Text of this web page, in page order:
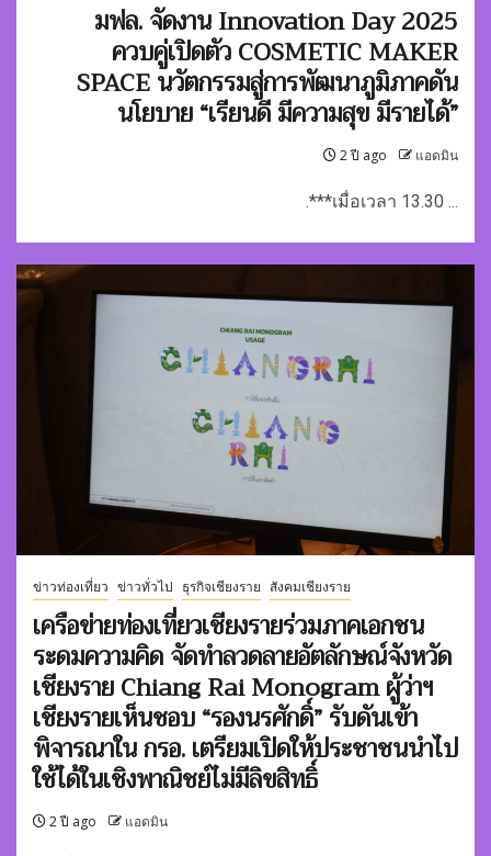
มฟล. จัดงาน Innovation Day 2025
ควบคู่เปิดตัว COSMETIC MAKER
SPACE นวัตกรรมสู่การพัฒนาภูมิภาคดัน
นโยบาย “เรียนดี มีความสุข มีรายได้”
2 ปี ago แอดมิน
.***เมื่อเวลา 13.30 ...
ข่าวท่องเที่ยว ข่าวทั่วไป ธุรกิจเชียงราย สังคมเชียงราย
เครือข่ายท่องเที่ยวเชียงรายร่วมภาคเอกชน
ระดมความคิด จัดทำลวดลายอัตลักษณ์จังหวัด
เชียงราย Chiang Rai Monogram ผู้ว่าฯ
เชียงรายเห็นชอบ “รองนรศักดิ์” รับดันเข้า
พิจารณาใน กรอ. เตรียมเปิดให้ประชาชนนำไป
ใช้ได้ในเชิงพาณิชย์ไม่มีลิขสิทธิ์
2 ปี ago แอดมิน